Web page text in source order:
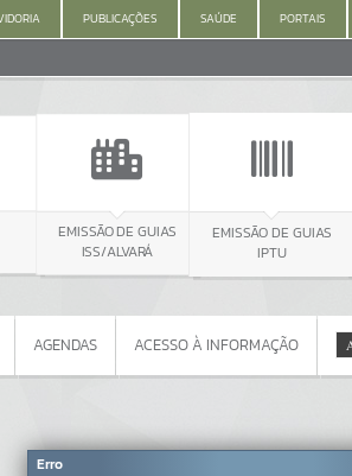
PUBLICAÇÕES SAÚDE PORTAIS
EMISSÃO DE GUIAS
ISS/ALVARÁ
EMISSÃO DE GUIAS
Por favor, aguarde...
AGENDAS ACESSO À INFORMAÇÃO
Erro